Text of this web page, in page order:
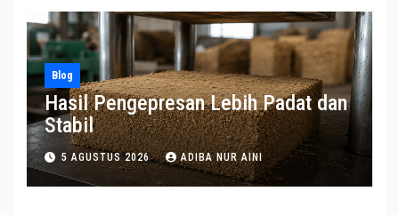
Blog
Hasil Pengepresan Lebih Padat dan
Stabil
5 AGUSTUS 2026 ADIBA NUR AINI